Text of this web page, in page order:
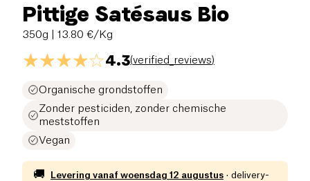
Pittige Satésaus Bio
350g | 13.80 €/Kg
4.3(verified_reviews)
Organische grondstoffen
Zonder pesticiden, zonder chemische
meststoffen
Vegan
🚚 Levering vanaf woensdag 12 augustus · delivery-